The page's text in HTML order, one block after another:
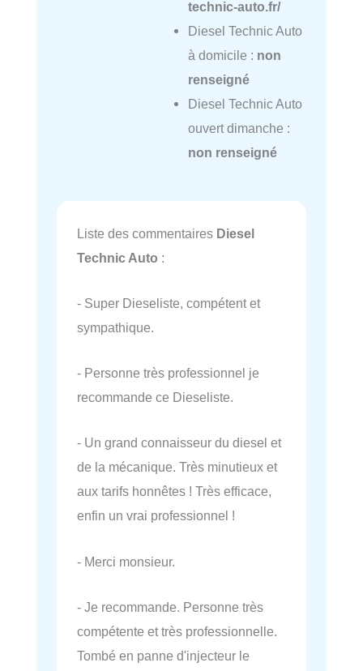
technic-auto.fr/
Diesel Technic Auto
à domicile : non
renseigné
Diesel Technic Auto
ouvert dimanche :
non renseigné
Liste des commentaires Diesel
Technic Auto :
- Super Dieseliste, compétent et
sympathique.
- Personne très professionnel je
recommande ce Dieseliste.
- Un grand connaisseur du diesel et
de la mécanique. Très minutieux et
aux tarifs honnêtes ! Très efficace,
enfin un vrai professionnel !
- Merci monsieur.
- Je recommande. Personne très
compétente et très professionnelle.
Tombé en panne d'injecteur le